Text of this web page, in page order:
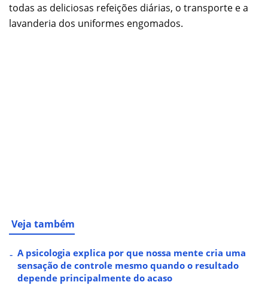
todas as deliciosas refeições diárias, o transporte e a
lavanderia dos uniformes engomados.
Veja também
A psicologia explica por que nossa mente cria uma
sensação de controle mesmo quando o resultado
depende principalmente do acaso